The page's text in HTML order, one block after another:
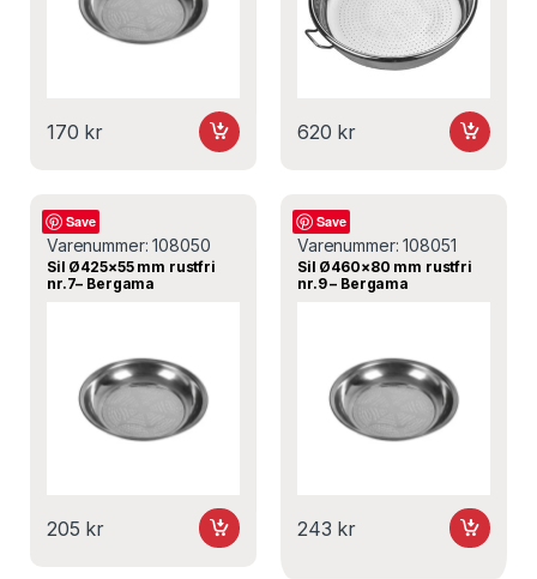
170 kr 620 kr
Save
Sil
Varenummer:108050
Sil Ø425×55 mm rustfri
nr.7– Bergama
205 kr
Save
Sil
Varenummer:108051
Sil Ø460×80 mm rustfri
nr.9 – Bergama
243 kr